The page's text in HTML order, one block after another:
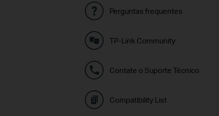
Perguntas frequentes
TP-Link Community
Contate o Suporte Técnico
Compatibility List